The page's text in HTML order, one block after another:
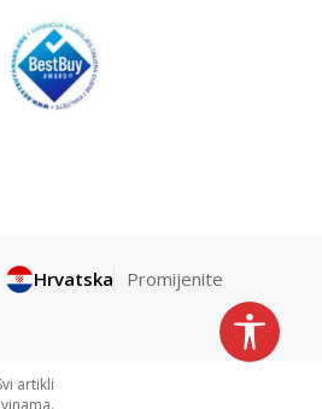
Hrvatska Promijenite
artikli